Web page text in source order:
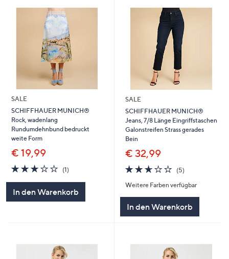
SALE
SCHIFFHAUER MUNICH®
Rock, wadenlang
Rundumdehnbund bedruckt
weite Form
€ 19,99
3.0
von
(1)1
In den Warenkorb
SALE
SCHIFFHAUER MUNICH®
Jeans, 7/8 Länge Eingriffstaschen
Galonstreifen Strass gerades
Bein
€ 32,99
2.6
von
5
(5)5
Weitere Farben verfügbar
In den Warenkorb